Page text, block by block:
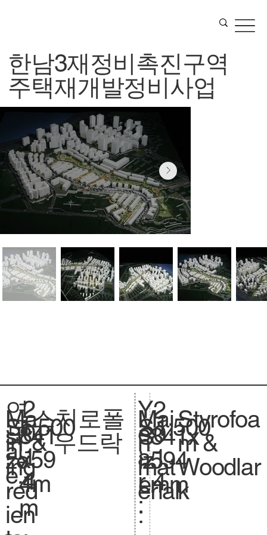
한남3재정비촉진구역
주택재개발정비사업
연
도
:
2
0
1
4
Ma
in
ing
red
ien
Sc
al
e.
스치로폴
& 우드락
1:500
si
ze
.
841
x59
4m
m
Y
e
a
r
:
Mai
n
mat
erial
:
S
.
S
iz
e.
2
0
1
4
1:500
841x
594
mm
Styrofoa
m &
Woodlar
k